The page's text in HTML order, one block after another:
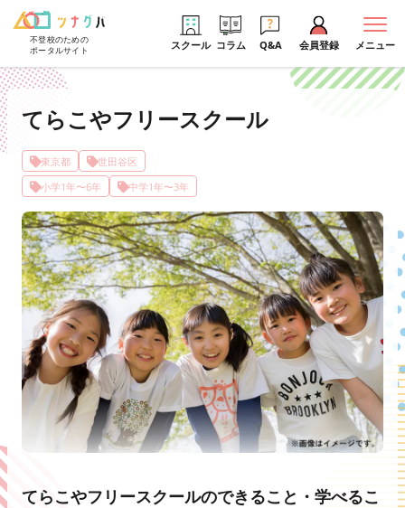
不登校のための
ポータルサイト
スクール コラム Q&A 会員登録 メニュー
てらこやフリースクール
東京都
世田谷区
小学1年〜6年
中学1年〜3年
てらこやフリースクールのできること・学べるこ